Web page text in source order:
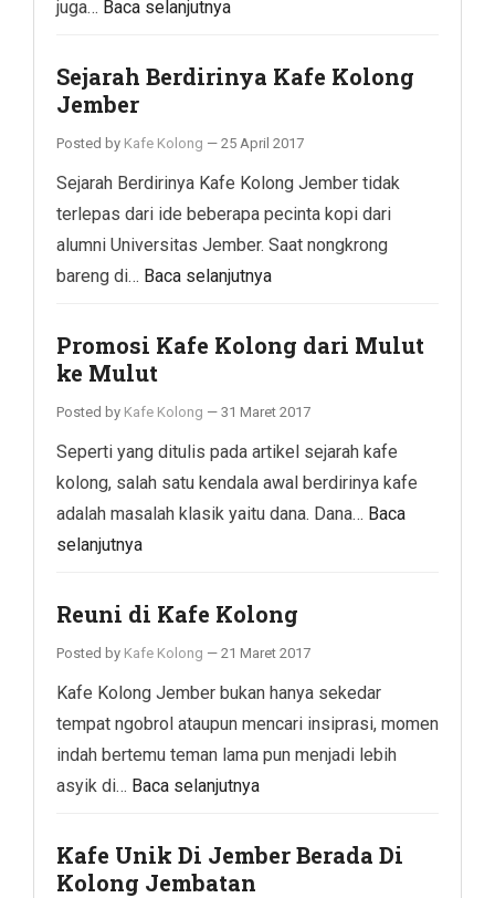
juga… Baca selanjutnya
Sejarah Berdirinya Kafe Kolong
Jember
Posted by Kafe Kolong — 25 April 2017
Sejarah Berdirinya Kafe Kolong Jember tidak
terlepas dari ide beberapa pecinta kopi dari
alumni Universitas Jember. Saat nongkrong
bareng di… Baca selanjutnya
Promosi Kafe Kolong dari Mulut
ke Mulut
Posted by Kafe Kolong — 31 Maret 2017
Seperti yang ditulis pada artikel sejarah kafe
kolong, salah satu kendala awal berdirinya kafe
adalah masalah klasik yaitu dana. Dana… Baca
selanjutnya
Reuni di Kafe Kolong
Posted by Kafe Kolong — 21 Maret 2017
Kafe Kolong Jember bukan hanya sekedar
tempat ngobrol ataupun mencari insiprasi, momen
indah bertemu teman lama pun menjadi lebih
asyik di… Baca selanjutnya
Kafe Unik Di Jember Berada Di
Kolong Jembatan